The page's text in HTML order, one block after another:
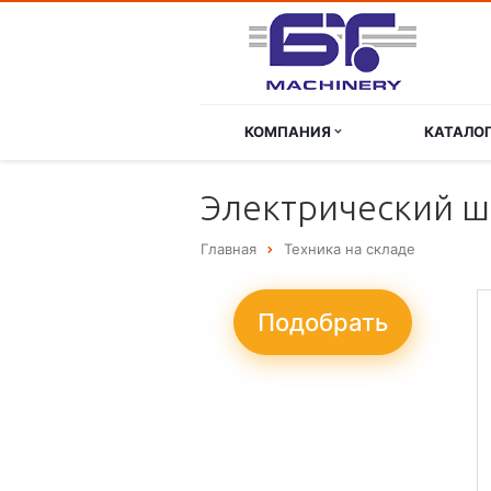
КОМПАНИЯ КАТАЛОГ
Электрический
Главная Техника на складе
Подобрать